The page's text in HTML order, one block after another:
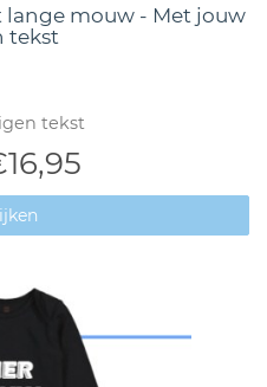
lange mouw - Met jouw
tekst
tekst